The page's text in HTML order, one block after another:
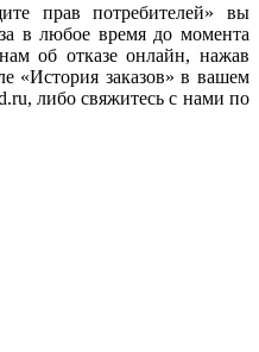
прав потребителей» вы
в любое время до момента
об отказе онлайн, нажав
«История заказов» в вашем
либо свяжитесь с нами по